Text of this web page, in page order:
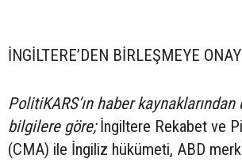
İNGİLTERE’DEN BİRLEŞMEYE ONAY
PolitiKARS’ın haber
bilgilere göre;İngiltere Rekabet ve
(CMA) ile İngiliz hükümeti, ABD